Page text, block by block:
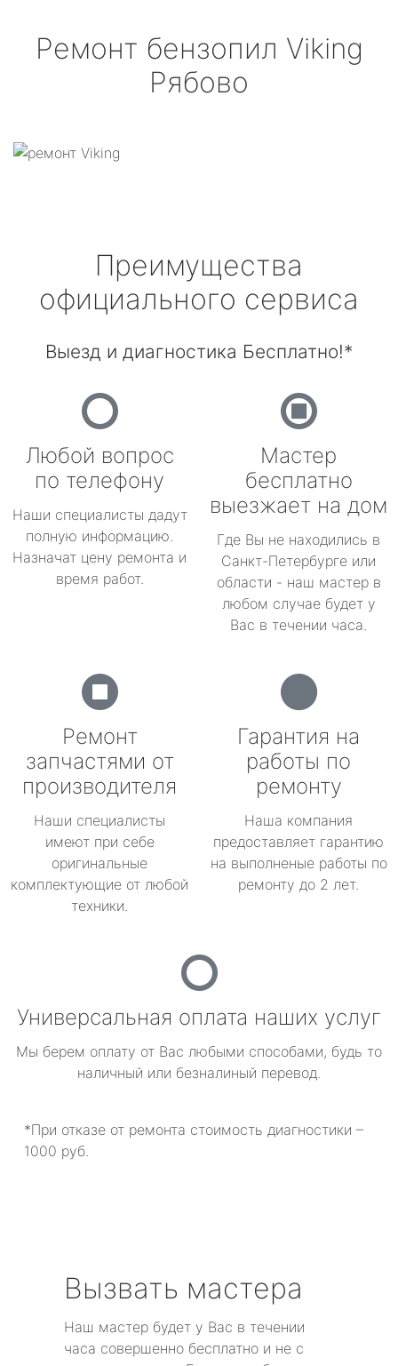
Ремонт бензопил Viking
Рябово
Преимущества
официального сервиса
Выезд и диагностика Бесплатно!*
Любой вопрос
по телефону
Наши специалисты дадут
полную информацию.
Назначат цену ремонта и
время работ.
Мастер
бесплатно
выезжает на дом
Где Вы не находились в
Санкт-Петербурге или
области - наш мастер в
любом случае будет у
Вас в течении часа.
Ремонт
запчастями от
производителя
Наши специалисты
имеют при себе
оригинальные
комплектующие от любой
техники.
Гарантия на
работы по
ремонту
Наша компания
предоставляет гарантию
на выполненые работы по
ремонту до 2 лет.
Универсальная оплата наших услуг
Мы берем оплату от Вас любыми способами, будь то
наличный или безналиный перевод.
*При отказе от ремонта стоимость диагностики –
1000 руб.
Вызвать мастера
Наш мастер будет у Вас в течении
часа совершенно бесплатно и не с